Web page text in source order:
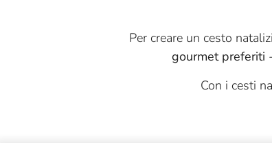
Cibaria
Per creare un cesto
gourmet preferiti
Con i cesti